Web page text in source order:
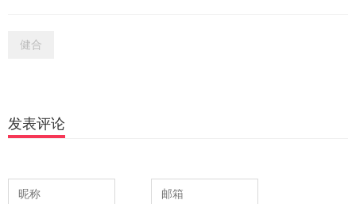
健合
发表评论